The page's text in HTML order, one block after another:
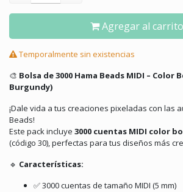
Agregar al carrito
Temporalmente sin existencias
🎨 Bolsa de 3000 Hama Beads MIDI – Color
Burgundy)
¡Dale vida a tus creaciones pixeladas con las
Beads!
Este pack incluye 3000 cuentas MIDI color
(código 30), perfectas para tus diseños más
🔹 Características:
✅ 3000 cuentas de tamaño MIDI (5 mm)